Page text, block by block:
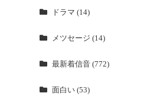
ドラマ (14)
メツセージ (14)
最新着信音 (772)
面白い (53)